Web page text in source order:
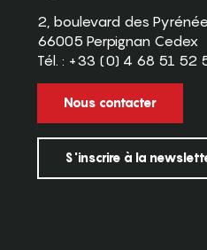
2, boulevard des
66005 Perpignan Cedex
Tél. : +33 (0) 4 68 51 52
Nous contacter
S'inscrire à la